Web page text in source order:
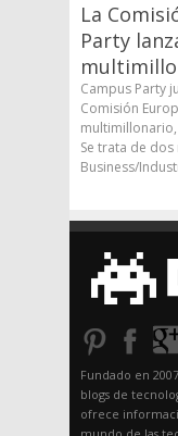
La
Party
Campus Party
Comisión
Se trata de dos
Business/
Fundado en
blogs de
ofrece